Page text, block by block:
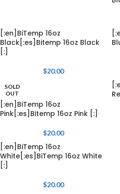
[:en]BiTemp 16oz
Black[:es]Bitemp 16oz Black
[:]
$20.00
SOLD
OUT
[:en]BiTemp 16oz
Pink[:es]Bitemp 16oz Pink [:]
$20.00
[:en]BiTemp 16oz
White[:es]BiTemp 16oz White
[:]
$20.00